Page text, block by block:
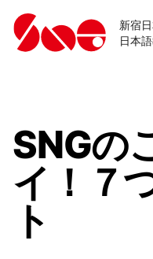
新宿
日本
SNGの
イ！７
ト